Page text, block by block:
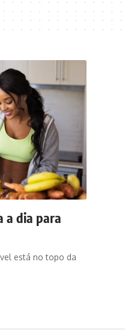
a dia para
está no topo da